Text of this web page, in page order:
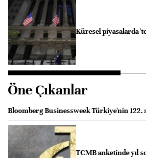
Küresel piyasalarda
Öne Çıkanlar
Bloomberg Businessweek Türkiye'nin 122.
TCMB anketinde yıl